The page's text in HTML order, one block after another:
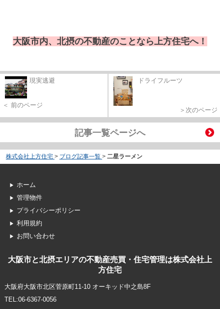
大阪市内、北摂の不動産のことなら上方住宅へ！
現実逃避
＜ 前のページ
ドライフルーツ
＞次のページ
記事一覧ページへ
株式会社上方住宅 > ブログ記事一覧 > 二星ラーメン
ホーム
管理物件
プライバシーポリシー
利用規約
お問い合わせ
大阪市と北摂エリアの不動産売買・住宅管理は株式会社上
方住宅
大阪府大阪市北区菅原町11-10 オーキッド中之島8F
TEL:06-6367-0056